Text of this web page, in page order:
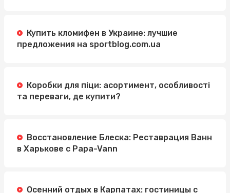
Купить кломифен в Украине: лучшие
предложения на sportblog.com.ua
Коробки для піци: асортимент, особливості
та переваги, де купити?
Восстановление Блеска: Реставрация Ванн
в Харькове с Papa-Vann
Осенний отдых в Карпатах: гостиницы с